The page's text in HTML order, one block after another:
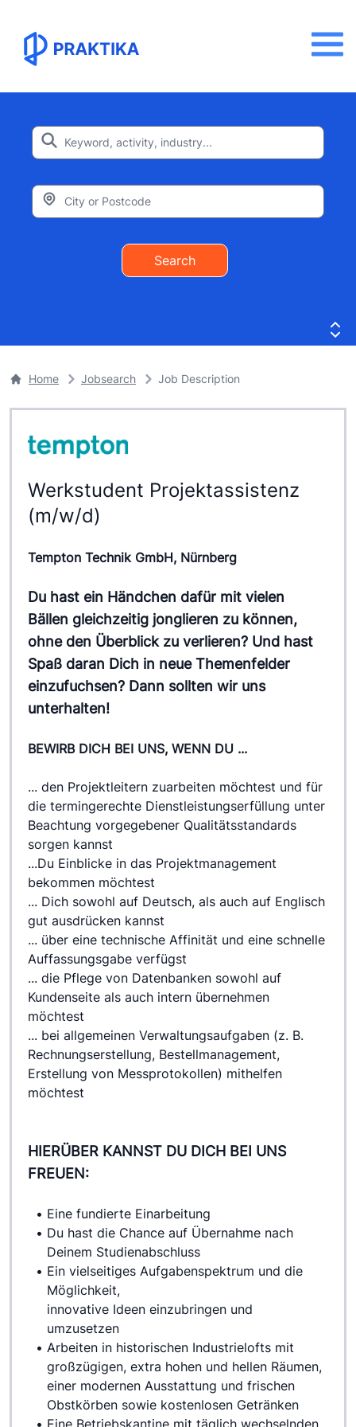
Search
Home Jobsearch Job Description
Werkstudent Projektassistenz
(m/w/d)
Tempton Technik GmbH, Nürnberg
Du hast ein Händchen dafür mit vielen
Bällen gleichzeitig jonglieren zu können,
ohne den Überblick zu verlieren? Und hast
Spaß daran Dich in neue Themenfelder
einzufuchsen? Dann sollten wir uns
unterhalten!
BEWIRB DICH BEI UNS, WENN DU ...
... den Projektleitern zuarbeiten möchtest und für
die termingerechte Dienstleistungserfüllung unter
Beachtung vorgegebener Qualitätsstandards
sorgen kannst
...Du Einblicke in das Projektmanagement
bekommen möchtest
... Dich sowohl auf Deutsch, als auch auf Englisch
gut ausdrücken kannst
... über eine technische Affinität und eine schnelle
Auffassungsgabe verfügst
... die Pflege von Datenbanken sowohl auf
Kundenseite als auch intern übernehmen
möchtest
... bei allgemeinen Verwaltungsaufgaben (z. B.
Rechnungserstellung, Bestellmanagement,
Erstellung von Messprotokollen) mithelfen
möchtest
HIERÜBER KANNST DU DICH BEI UNS
FREUEN:
Eine fundierte Einarbeitung
Du hast die Chance auf Übernahme nach
Deinem Studienabschluss
Ein vielseitiges Aufgabenspektrum und die
Möglichkeit,
innovative Ideen einzubringen und
umzusetzen
Arbeiten in historischen Industrielofts mit
großzügigen, extra hohen und hellen Räumen,
einer modernen Ausstattung und frischen
Obstkörben sowie kostenlosen Getränken
Eine Betriebskantine mit täglich wechselnden,